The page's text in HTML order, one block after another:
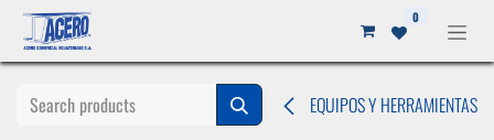
Ir al contenido 0
EQUIPOS Y HERRAMIENTAS